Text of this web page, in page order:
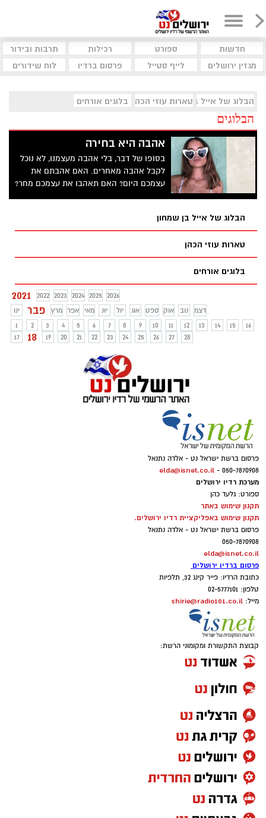
חדשות ספורט רכילות
תרבות ובידור
מגזין ירושלים
לייף סטייל פרסום ברדיו לוח שידורים
הבלוג של אייל בן שמחוןטארות עוזי הכהן בלוגים אורחים
הבלוגים
אהבה היא בחירה
בסופו של דבר, בלי אהבה מעצמנו, לא נוכל
לקבל אהבה מאחרים. האם אהבתם את
עצמכם היום? האם תאהבו את עצמכם מחר?
הבלוג של אייל בן שמחון
טארות עוזי הכהן
בלוגים אורחים
2021 2022 2023 2024 2025
2026
ינו
פבר מרץ אפר מאי יונ יול אוג ספט אוק נוב
דצמ
1
2 3 4 5 6 7 8 9 10 11 12 13 14 15
16
17
18 19 20 21 22 23 24 25 26 27 28
פרסום ברשת ישראל נט - אלדה נתנאל
050-7870908 -
elda@isnet.co.il
מערכת רדיו ירושלים
ספורט: גלעד כהן
תקנון שימוש באתר
תקנון שימוש באפליקציית רדיו ירושלים.
פרסום ברשת ישראל נט - אלדה נתנאל
050-7870908
elda@isnet.co.il
פרסום ברדיו ירושלים
כתובת הרדיו: פייר קינג 32, תלפיות
טלפון: 02-5777101
מייל: shirie@radio101.co.il
קבוצת התקשורת ומקומוני הרשת: